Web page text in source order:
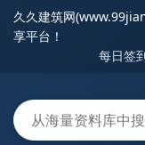
久久建筑网
享平台！
每日签